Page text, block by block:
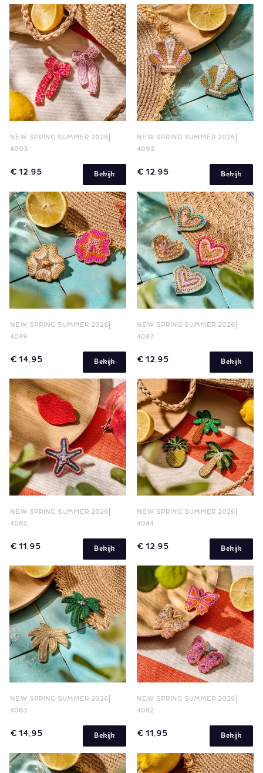
NEW SPRING SUMMER 2026
4093
€ 12,95 Bekijk
NEW SPRING SUMMER 2026
4092
€ 12,95 Bekijk
NEW SPRING SUMMER 2026
4089
€ 14,95 Bekijk
NEW SPRING SUMMER 2026
4087
€ 12,95 Bekijk
NEW SPRING SUMMER 2026
4085
€ 11,95 Bekijk
NEW SPRING SUMMER 2026
4084
€ 12,95 Bekijk
NEW SPRING SUMMER 2026
4083
€ 14,95 Bekijk
NEW SPRING SUMMER 2026
4082
€ 11,95 Bekijk